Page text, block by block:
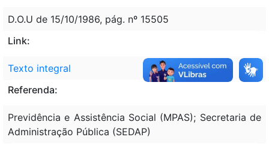
D.O.U de 15/10/1986, pág. nº 15505
Link:
Texto integral
Referenda:
Previdência e Assistência Social (MPAS); Secretaria de
Administração Pública (SEDAP)